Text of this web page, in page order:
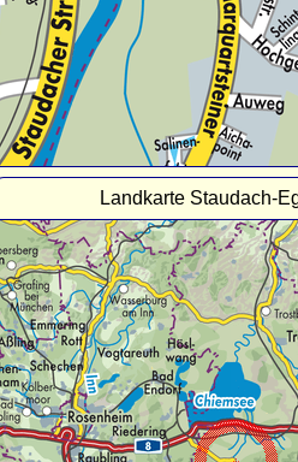
Landkarte Staudach-